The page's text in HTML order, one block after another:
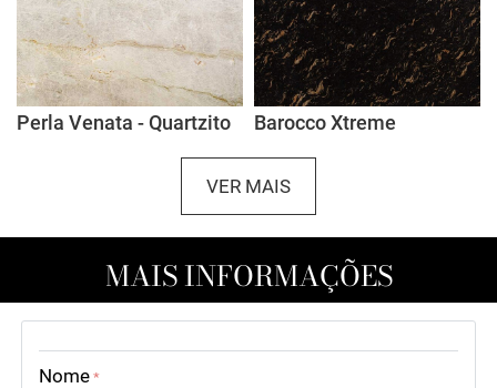
Perla Venata - Quartzito Barocco Xtreme
VER MAIS
MAIS INFORMAÇÕES
Nome *